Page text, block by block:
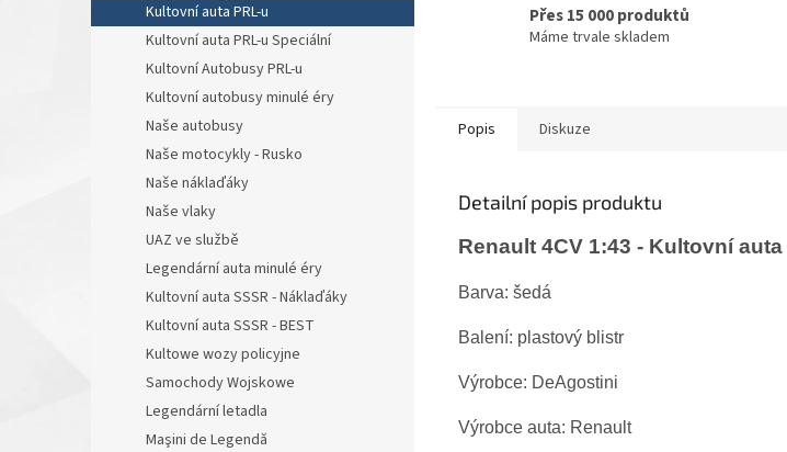
Kultovní auta PRL-u
Kultovní auta PRL-u Speciální
Kultovní Autobusy PRL-u
Kultovní autobusy minulé éry
Naše autobusy
Naše motocykly - Rusko
Naše náklaďáky
Naše vlaky
UAZ ve službě
Legendární auta minulé éry
Kultovní auta SSSR - Náklaďáky
Kultovní auta SSSR - BEST
Kultowe wozy policyjne
Samochody Wojskowe
Legendární letadla
Maşini de Legendă
Přes 15 000 produktů
Máme trvale skladem
Popis Diskuze
Detailní popis produktu
Renault 4CV 1:43 - Kultovní auta
Barva: šedá
Balení: plastový blistr
Výrobce: DeAgostini
Výrobce auta: Renault